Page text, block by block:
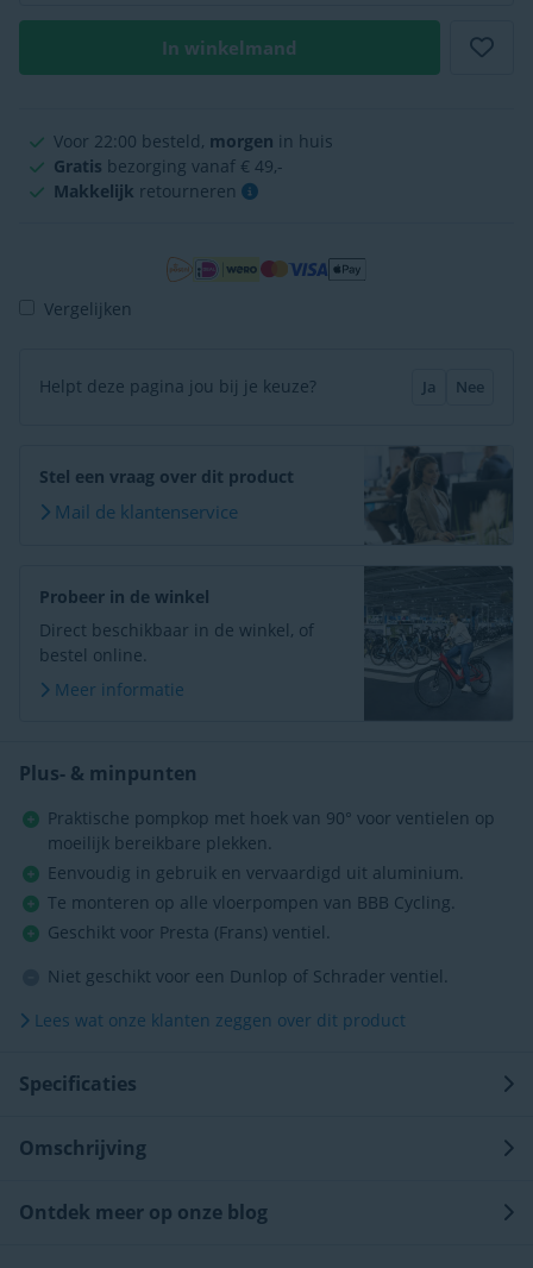
In winkelmand
Voor 22:00 besteld, morgen in huis
Gratis bezorging vanaf € 49,-
Makkelijk retourneren
Vergelijken
Helpt deze pagina jou bij je keuze? Ja Nee
Stel een vraag over dit product
Mail de klantenservice
Probeer in de winkel
Direct beschikbaar in de winkel, of
bestel online.
Meer informatie
Plus- & minpunten
Praktische pompkop met hoek van 90° voor ventielen op
moeilijk bereikbare plekken.
Eenvoudig in gebruik en vervaardigd uit aluminium.
Te monteren op alle vloerpompen van BBB Cycling.
Geschikt voor Presta (Frans) ventiel.
Niet geschikt voor een Dunlop of Schrader ventiel.
Lees wat onze klanten zeggen over dit product
Specificaties
Omschrijving
Ontdek meer op onze blog